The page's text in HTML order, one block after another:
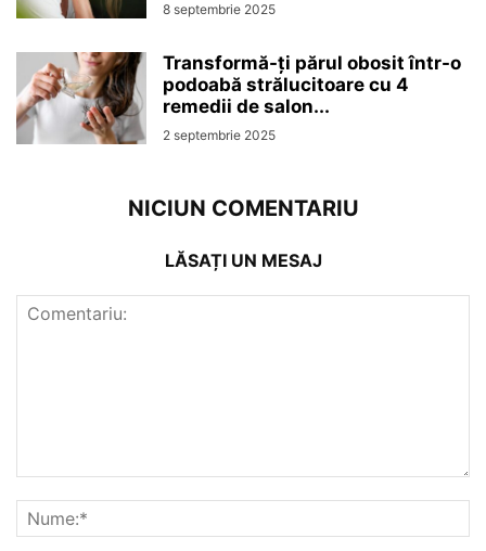
8 septembrie 2025
Transformă-ți părul obosit într-o
podoabă strălucitoare cu 4
remedii de salon...
2 septembrie 2025
NICIUN COMENTARIU
LĂSAȚI UN MESAJ